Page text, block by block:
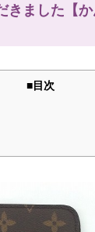
きました【
■目次